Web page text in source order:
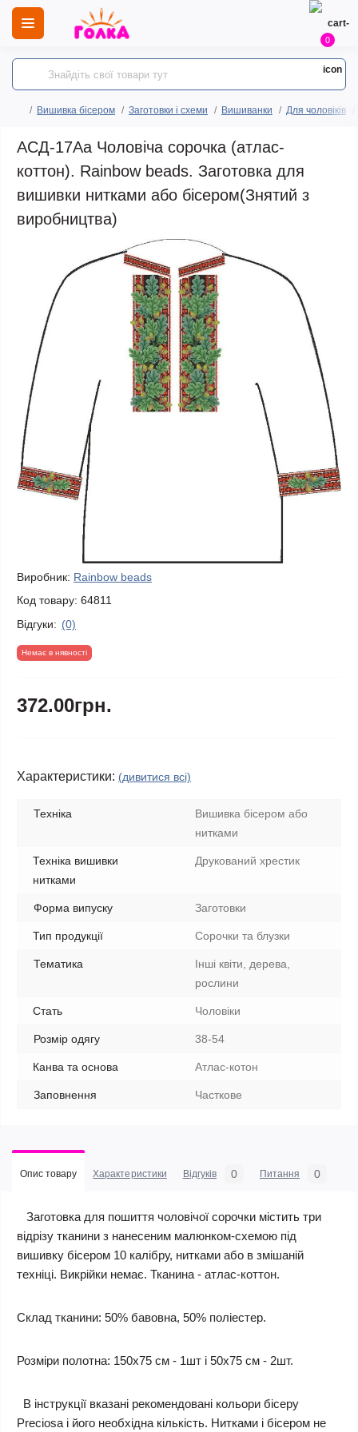
0
Вишивка бісером Заготовки і схеми Вишиванки Для чоловіків
АСД-17Аа Чоловіча сорочка (атлас-
коттон). Rainbow beads. Заготовка для
вишивки нитками або бісером(Знятий з
виробництва)
Виробник: Rainbow beads
Код товару: 64811
Відгуки: (0)
Немає в нявності
372.00грн.
Характеристики: (дивитися всі)
Техніка
Вишивка бісером або
нитками
Техніка вишивки
нитками
Друкований хрестик
Форма випуску Заготовки
Тип продукції Сорочки та блузки
Тематика
Інші квіти, дерева,
рослини
Стать Чоловіки
Розмір одягу 38-54
Канва та основа Атлас-котон
Заповнення Часткове
Опис товару Характеристики Відгуків 0 Питання 0
Заготовка для пошиття чоловічої сорочки містить три
відрізу тканини з нанесеним малюнком-схемою під
вишивку бісером 10 калібру, нитками або в змішаній
техніці. Викрійки немає. Тканина - атлас-коттон.
Склад тканини: 50% бавовна, 50% поліестер.
Розміри полотна: 150х75 см - 1шт і 50х75 см - 2шт.
В інструкції вказані рекомендовані кольори бісеру
Preciosa і його необхідна кількість. Нитками і бісером не